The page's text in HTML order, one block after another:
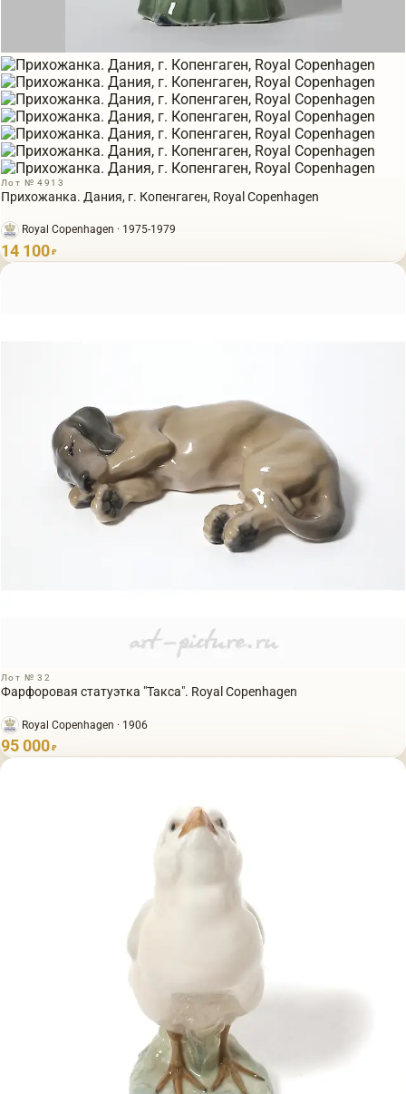
Лот № 4913
Прихожанка. Дания, г. Копенгаген, Royal Copenhagen
Royal Copenhagen · 1975-1979
14 100 ₽
Лот № 32
Фарфоровая статуэтка "Такса". Royal Copenhagen
Royal Copenhagen · 1906
95 000 ₽